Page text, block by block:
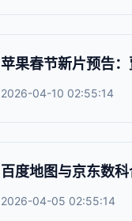
苹果春节新片预告
2026-04-10 02:55:14
百度地图与京东数
2026-04-05 02:55:14